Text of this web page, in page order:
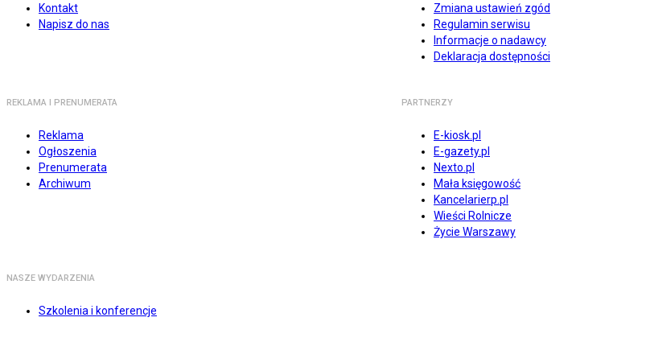
Kontakt
Napisz do nas
Zmiana ustawień zgód
Regulamin serwisu
Informacje o nadawcy
Deklaracja dostępności
REKLAMA I PRENUMERATA
Reklama
Ogłoszenia
Prenumerata
Archiwum
PARTNERZY
E-kiosk.pl
E-gazety.pl
Nexto.pl
Mała księgowość
Kancelarierp.pl
Wieści Rolnicze
Życie Warszawy
NASZE WYDARZENIA
Szkolenia i konferencje